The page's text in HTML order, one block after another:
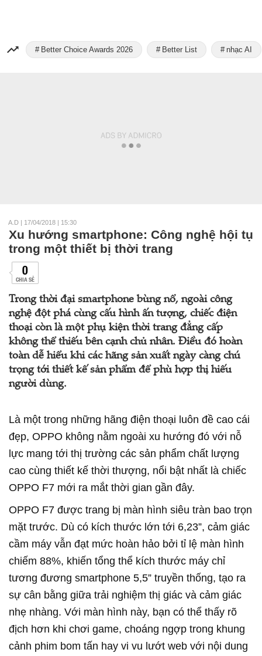
Better Choice Awards 2026 Better List nhạc AI
A.D | 17/04/2018 | 15:30
Xu hướng smartphone: Công nghệ hội tụ
trong một thiết bị thời trang
0
CHIA SẺ
Trong thời đại smartphone bùng nổ, ngoài công
nghệ đột phá cùng cấu hình ấn tượng, chiếc điện
thoại còn là một phụ kiện thời trang đẳng cấp
không thể thiếu bên cạnh chủ nhân. Điều đó hoàn
toàn dễ hiểu khi các hãng sản xuất ngày càng chú
trọng tới thiết kế sản phẩm để phù hợp thị hiếu
người dùng.
Là một trong những hãng điện thoại luôn đề cao cái
đẹp, OPPO không nằm ngoài xu hướng đó với nỗ
lực mang tới thị trường các sản phẩm chất lượng
cao cùng thiết kế thời thượng, nổi bật nhất là chiếc
OPPO F7 mới ra mắt thời gian gần đây.
OPPO F7 được trang bị màn hình siêu tràn bao trọn
mặt trước. Dù có kích thước lớn tới 6,23”, cảm giác
cầm máy vẫn đạt mức hoàn hảo bởi tỉ lệ màn hình
chiếm 88%, khiến tổng thể kích thước máy chỉ
tương đương smartphone 5,5” truyền thống, tạo ra
sự cân bằng giữa trải nghiệm thị giác và cảm giác
nhẹ nhàng. Với màn hình này, bạn có thể thấy rõ
địch hơn khi chơi game, choáng ngợp trong khung
cảnh phim bom tấn hay vi vu lướt web với nội dung